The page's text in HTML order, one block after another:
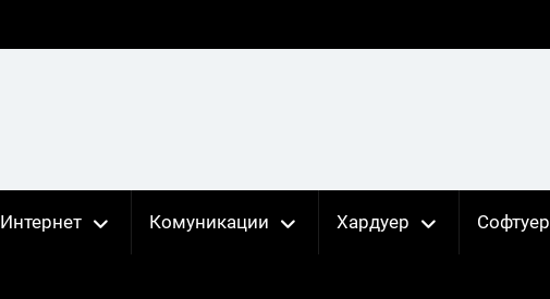
Интернет Комуникации Хардуер Софтуер